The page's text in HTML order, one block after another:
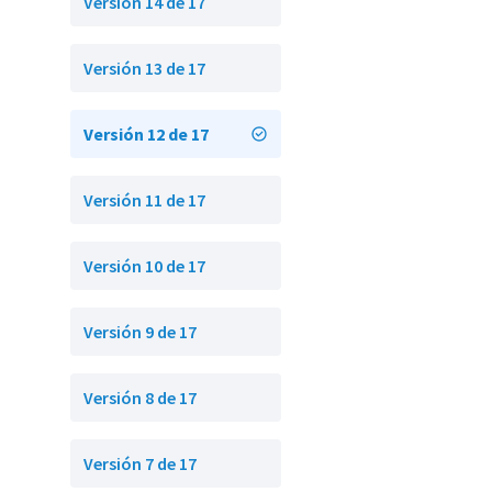
Versión 13 de 17
Versión 12 de 17
Versión 11 de 17
Versión 10 de 17
Versión 9 de 17
Versión 8 de 17
Versión 7 de 17